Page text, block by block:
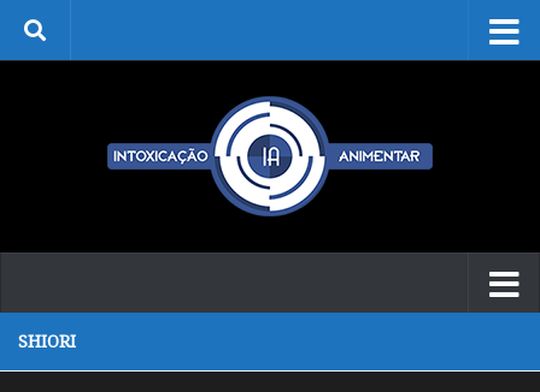
Skip to content
SHIORI